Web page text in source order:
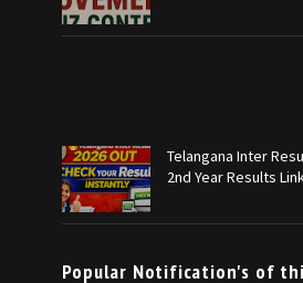
Telangana Inter
2nd Year Results
Popular Notification's of